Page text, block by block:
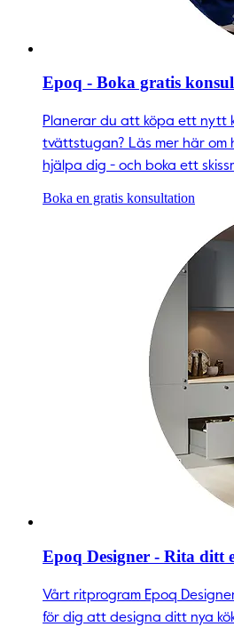
Epoq - Boka gratis
Planerar du att köpa ett nytt
tvättstugan? Läs mer här om
hjälpa dig - och boka ett
Boka en gratis konsultation
Epoq Designer - Rita ditt
Vårt ritprogram Epoq
för dig att designa ditt nya